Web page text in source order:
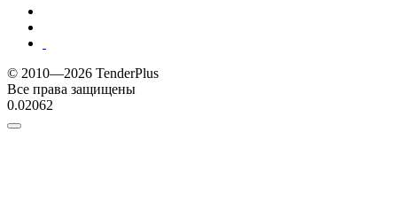
© 2010—2026 TenderPlus
Все права защищены
0.02062